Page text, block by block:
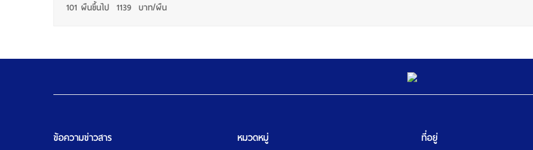
101 ผืนขึ้นไป 1139 บาท/ผืน
ข้อความข่าวสาร หมวดหมู่ ที่อยู่